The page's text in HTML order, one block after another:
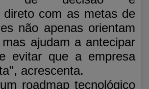
direto com as metas de
não apenas orientam
ajudam a antecipar
evitar que a empresa
acrescenta.
roadmap tecnológico